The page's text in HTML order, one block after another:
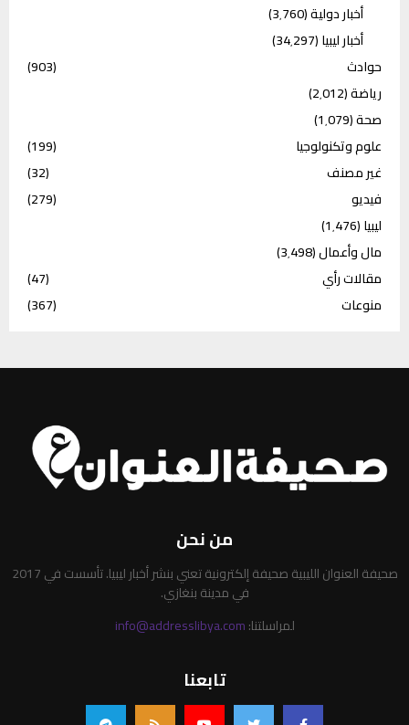
أخبار دولية(3٬760)
أخبار ليبيا(34٬297)
حوادث
(903)
رياضة(2٬012)
صحة(1٬079)
علوم وتكنولوجيا
(199)
غير مصنف
(32)
فيديو
(279)
ليبيا(1٬476)
مال وأعمال(3٬498)
مقالات رأي
(47)
منوعات
(367)
من نحن
صحيفة العنوان الليبية صحيفة إلكترونية تعني بنشر أخبار ليبيا. تأسست في 2017
في مدينة بنغازي.
لمراسلتنا:info@addresslibya.com
تابعنا